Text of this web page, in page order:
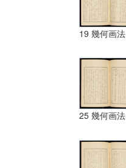
19 幾何画法
25 幾何画法